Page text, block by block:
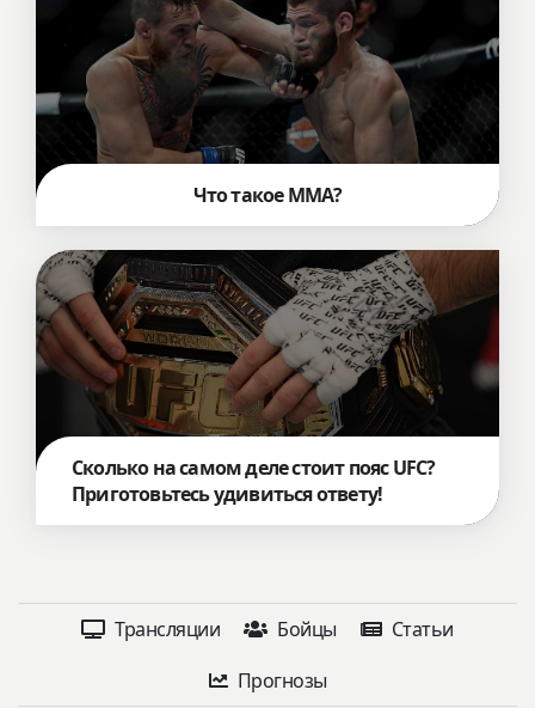
Что такое MMA?
Сколько на самом деле стоит пояс UFC?
Приготовьтесь удивиться ответу!
Трансляции Бойцы
Статьи
Прогнозы